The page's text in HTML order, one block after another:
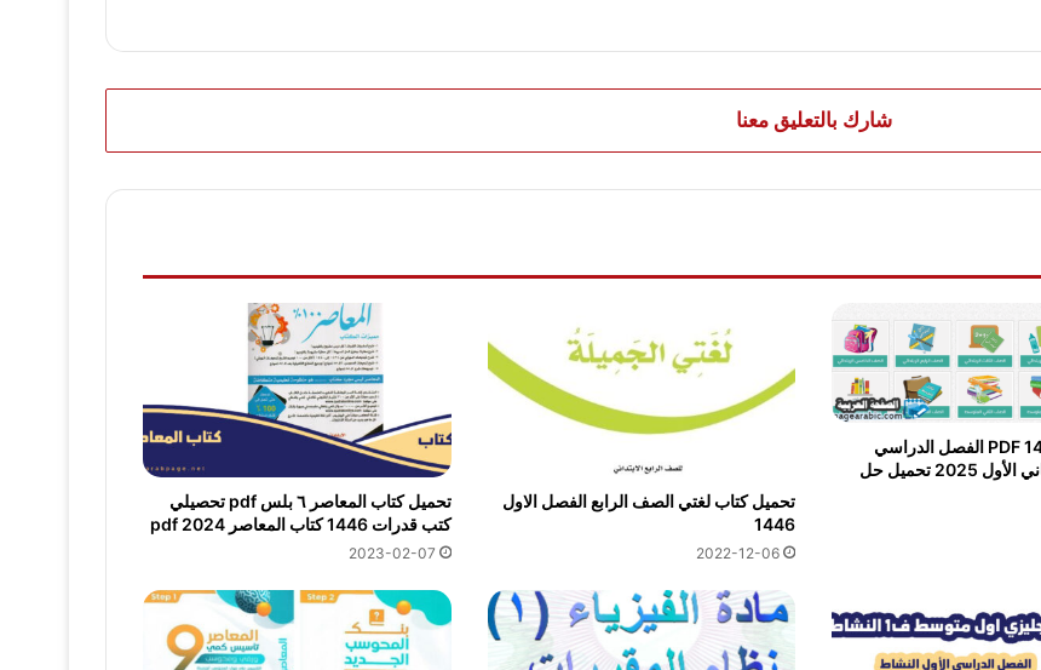
شارك بالتعليق معنا
موقع كتبي PDF 1446 الفصل الدراسي
الثاني الترم الثاني الأول 2025 تحميل حل
تحميل كتاب لغتي الصف الرابع الفصل الاول
1446
2022-12-06
تحميل كتاب المعاصر ٦ بلس pdf تحصيلي
كتب قدرات 1446 كتاب المعاصر 2024 pdf
2023-02-07